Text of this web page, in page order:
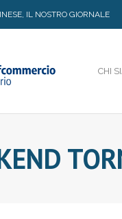
IL NOSTRO GIORNALE
CHI